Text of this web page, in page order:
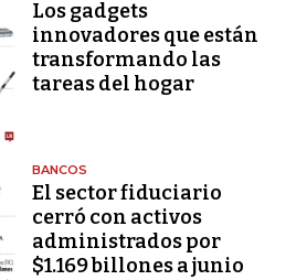
Los gadgets
innovadores que están
transformando las
tareas del hogar
BANCOS
El sector fiduciario
cerró con activos
administrados por
$1.169 billones a junio